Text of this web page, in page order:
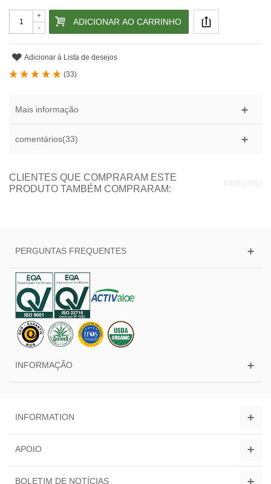
-
+
ADICIONAR AO CARRINHO
Adicionar à Lista de desejos
(33)
Mais informação
comentários(33)
CLIENTES QUE COMPRARAM ESTE
PRODUTO TAMBÉM COMPRARAM:
PERGUNTAS FREQUENTES
INFORMAÇÃO
INFORMATION
APOIO
BOLETIM DE NOTÍCIAS